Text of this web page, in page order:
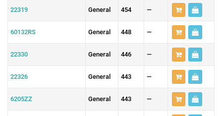
22319 General 454 —
60132RS General 448 —
22330 General 446 —
22326 General 443 —
6205ZZ General 443 —